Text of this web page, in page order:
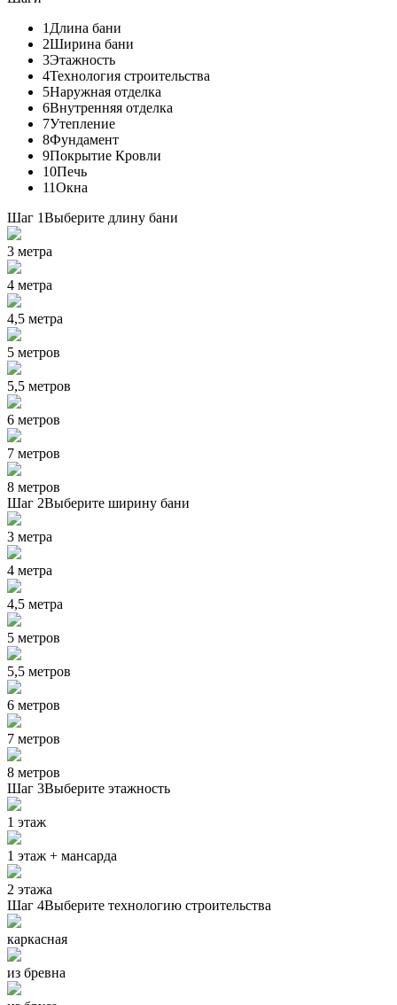
1 Длина бани
2Ширина бани
3Этажность
4Технология строительства
5Наружная отделка
6Внутренняя отделка
7Утепление
8Фундамент
9Покрытие Кровли
10Печь
11Окна
Шаг 1Выберите длину бани
3 метра
4 метра
4,5 метра
5 метров
5,5 метров
6 метров
7 метров
8 метров
Шаг 2Выберите ширину бани
3 метра
4 метра
4,5 метра
5 метров
5,5 метров
6 метров
7 метров
8 метров
Шаг 3Выберите этажность
1 этаж
1 этаж + мансарда
2 этажа
Шаг 4Выберите технологию строительства
каркасная
из бревна